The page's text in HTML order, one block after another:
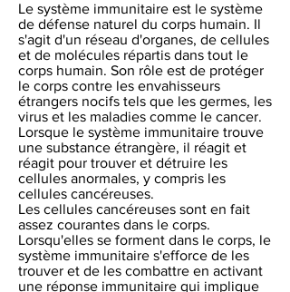
Le système immunitaire est le système
de défense naturel du corps humain. Il
s'agit d'un réseau d'organes, de cellules
et de molécules répartis dans tout le
corps humain. Son rôle est de protéger
le corps contre les envahisseurs
étrangers nocifs tels que les germes, les
virus et les maladies comme le cancer.
Lorsque le système immunitaire trouve
une substance étrangère, il réagit et
réagit pour trouver et détruire les
cellules anormales, y compris les
cellules cancéreuses.
Les cellules cancéreuses sont en fait
assez courantes dans le corps.
Lorsqu'elles se forment dans le corps, le
système immunitaire s'efforce de les
trouver et de les combattre en activant
une réponse immunitaire qui implique